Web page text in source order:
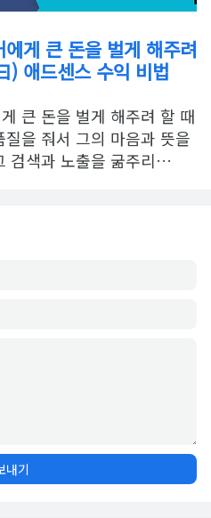
게 큰 돈을 벌게 해주려
) 애드센스 수익 비법
큰 돈을 벌게 해주려 할 때
을 줘서 그의 마음과 뜻을
검색과 노출을 굶주리…